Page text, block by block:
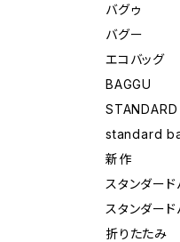
バグゥ
バグー
エコバッグ
BAGGU
standard
新作
スタンダー
スタンダード
折りたたみ